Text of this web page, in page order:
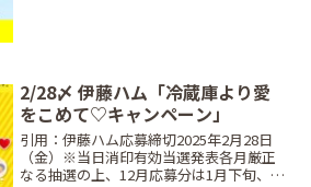
2/28〆 伊藤ハム「冷蔵庫より愛
をこめて♡キャンペーン」
引用：伊藤ハム応募締切2025年2月28日
（金）※当日消印有効当選発表各月厳正
なる抽選の上、12月応募分は1月下旬、1